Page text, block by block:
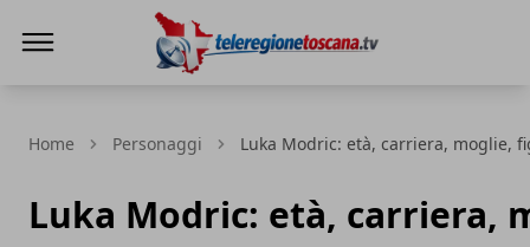
Home Personaggi Luka Modric: età, carriera, moglie,
Luka Modric: età, carriera,